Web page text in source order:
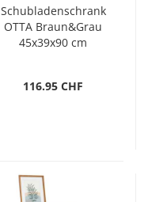
Schubladenschrank
OTTA Braun&Grau
45x39x90 cm
116.95 CHF